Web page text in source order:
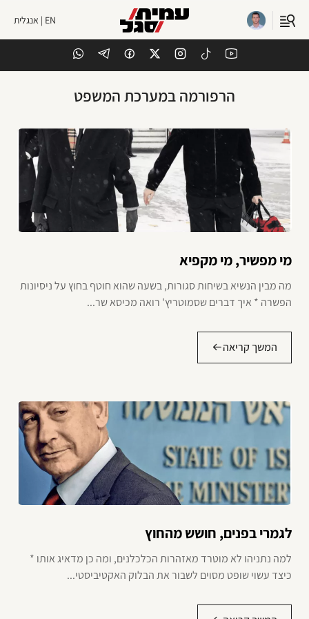
EN | אנגלית
הרפורמה במערכת המשפט
מי מפשיר, מי מקפיא
מה מבין הנשיא בשיחות סגורות, בשעה שהוא חוטף בחוץ על ניסיונות
הפשרה * איך דברים שסמוטריץ' רואה מכיסא שר...
המשך קריאה
לגמרי בפנים, חושש מהחוץ
למה נתניהו לא מוטרד מאזהרות הכלכלנים, ומה כן מדאיג אותו *
כיצד עשוי שופט מסוים לשבור את הבלוק האקטיביסטי...